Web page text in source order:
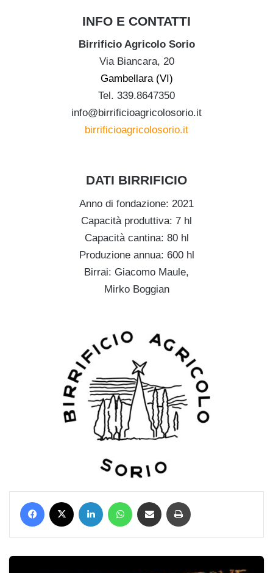
INFO E CONTATTI
Birrificio Agricolo Sorio
Via Biancara, 20
Gambellara (VI)
Tel. 339.8647350
info@birrificioagricolosorio.it
birrificioagricolosorio.it
DATI BIRRIFICIO
Anno di fondazione: 2021
Capacità produttiva: 7 hl
Capacità cantina: 80 hl
Produzione annua: 600 hl
Birrai: Giacomo Maule,
Mirko Boggian
Facebook LinkedIn WhatsApp Condividi via mail